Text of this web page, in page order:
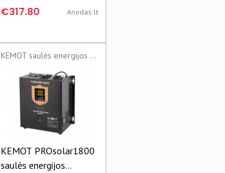
MPPT saulės įkrovikliu
€317.80 Anodas.lt
KEMOT saulės energijos inverteriai
KEMOT PROsolar1800
saulės energijos